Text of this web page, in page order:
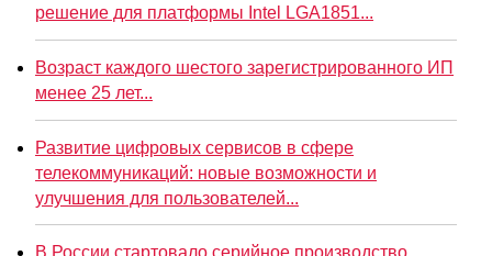
решение для платформы Intel LGA1851...
Возраст каждого шестого зарегистрированного ИП
менее 25 лет...
Развитие цифровых сервисов в сфере
телекоммуникаций: новые возможности и
улучшения для пользователей...